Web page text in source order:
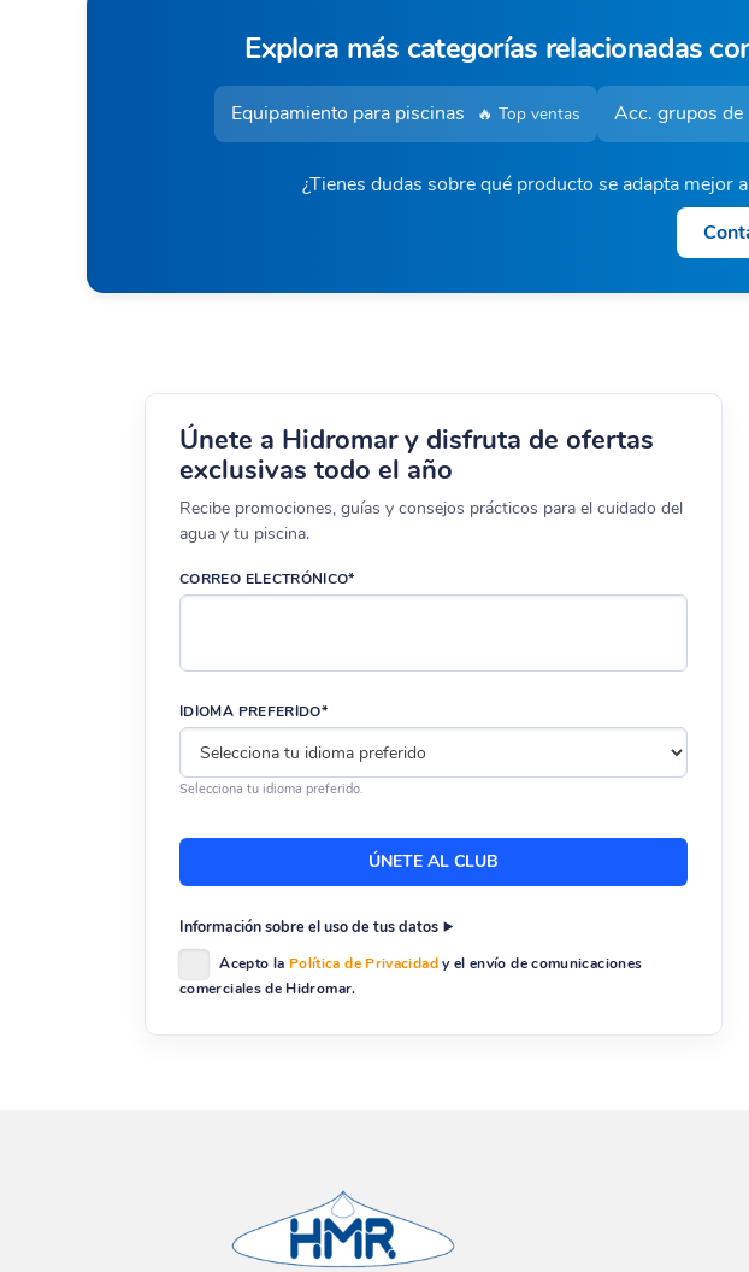
Explora más categorías relacionadas
Equipamiento para piscinas 🔥 Top ventas Acc. grupos de
¿Tienes dudas sobre qué producto se adapta
Únete a Hidromar y disfruta de ofertas
exclusivas todo el año
Recibe promociones, guías y consejos prácticos para el cuidado del
agua y tu piscina.
CORREO ELECTRÓNICO*
IDIOMA PREFERIDO*
Selecciona tu idioma preferido.
Información sobre el uso de tus datos
Acepto la Política de Privacidady el envío de comunicaciones
comerciales de Hidromar.